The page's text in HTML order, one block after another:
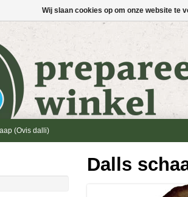
(Ovis dalli)
Dalls
Wij slaan cookies op om onze website te